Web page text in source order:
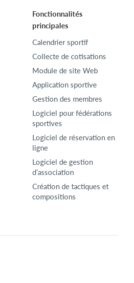
Fonctionnalités
principales
Calendrier sportif
Collecte de cotisations
Module de site Web
Application sportive
Gestion des membres
Logiciel pour fédérations
sportives
Logiciel de réservation en
ligne
Logiciel de gestion
d’association
Création de tactiques et
compositions